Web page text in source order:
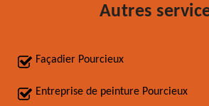
Autres
Façadier Pourcieux
Entreprise de peinture Pourcieux